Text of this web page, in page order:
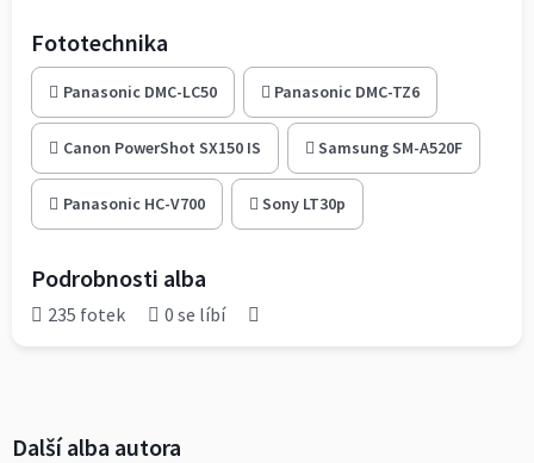
Fototechnika
Panasonic DMC-LC50 Panasonic DMC-TZ6
Canon PowerShot SX150 IS Samsung SM-A520F
Panasonic HC-V700 Sony LT30p
Podrobnosti alba
235 fotek 0 se líbí
Další alba autora